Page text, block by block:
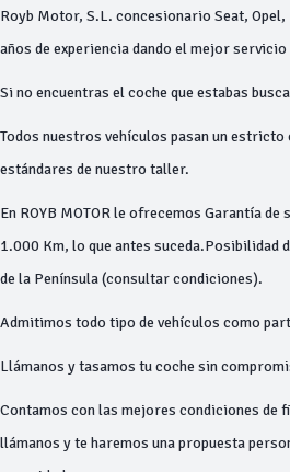
Royb Motor, S.L. concesionario Seat, Opel,
años de experiencia dando el mejor
Si no encuentras el coche que estabas
Todos nuestros vehículos pasan un
estándares de nuestro taller.
En ROYB MOTOR le ofrecemos Garantía
1.000 Km, lo que antes suceda.Posibilidad
de la Península (consultar condiciones).
Admitimos todo tipo de vehículos como
Llámanos y tasamos tu coche sin
Contamos con las mejores condiciones de
llámanos y te haremos una propuesta